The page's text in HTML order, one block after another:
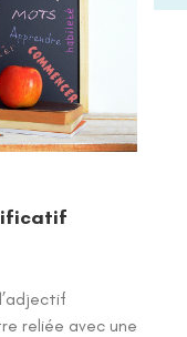
reliée avec une